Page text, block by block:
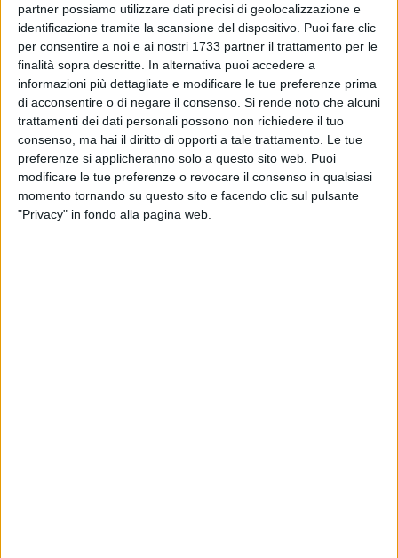
partner possiamo utilizzare dati precisi di geolocalizzazione e
identificazione tramite la scansione del dispositivo. Puoi fare clic
per consentire a noi e ai nostri 1733 partner il trattamento per le
finalità sopra descritte. In alternativa puoi accedere a
informazioni più dettagliate e modificare le tue preferenze prima
di acconsentire o di negare il consenso. Si rende noto che alcuni
trattamenti dei dati personali possono non richiedere il tuo
consenso, ma hai il diritto di opporti a tale trattamento. Le tue
preferenze si applicheranno solo a questo sito web. Puoi
modificare le tue preferenze o revocare il consenso in qualsiasi
momento tornando su questo sito e facendo clic sul pulsante
"Privacy" in fondo alla pagina web.
"La tematica individuata quest'anno pone al centro
dell'attenzione il processo dinamico di insegnamento-
apprendimento. Condizione indispensabile, per poter
insegnare, è prestare attenzione alle differenze individuali
dei ragazzi che devono apprendere al fine di poter offrire loro
possibilità di crescita ed opportunità di apprendimento.
Dunque bisogna tener conto dei loro stili cognitivi, di
strategie diversificate ed adatte a loro, dell'esperienza
vissuta, di dinamiche interpersonali che si sviluppano tra
docenti e studenti e tra gli stessi studenti.